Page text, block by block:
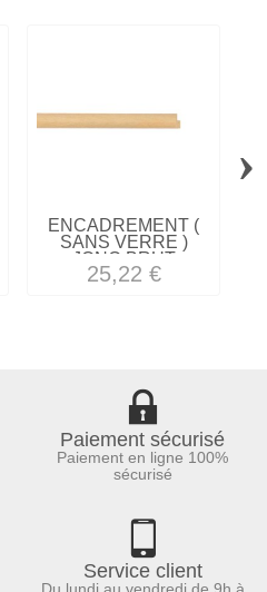
ENCADREMENT (
SANS VERRE )
JONC BRUT
RAMIN...
25,22 €
›
Paiement sécurisé
Paiement en ligne 100%
sécurisé
Service client